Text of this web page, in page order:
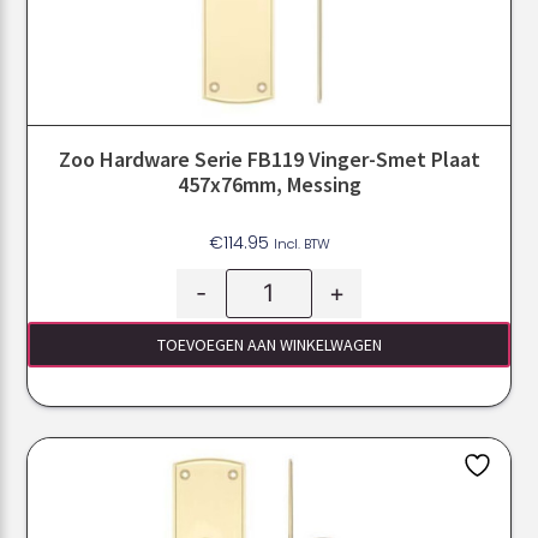
Zoo Hardware Serie FB119 Vinger-Smet Plaat
457x76mm, Messing
€114.95 Incl. BTW
- +
TOEVOEGEN AAN WINKELWAGEN